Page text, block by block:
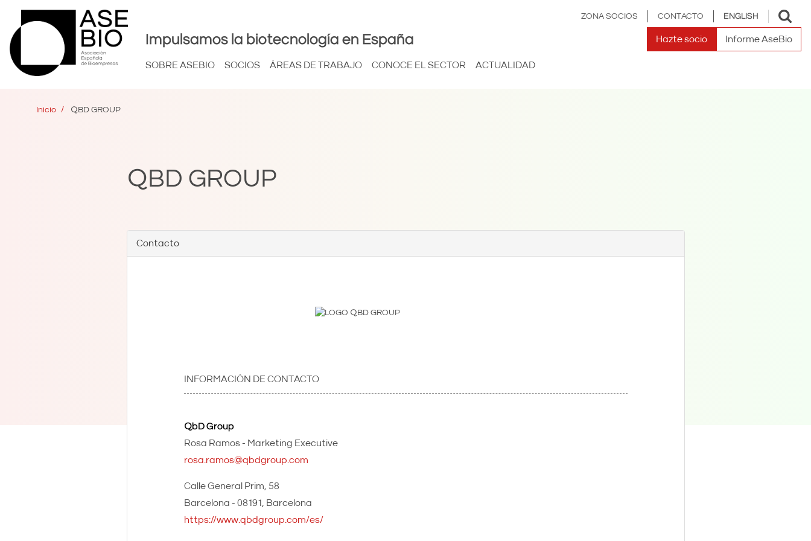
ZONA SOCIOS CONTACTO ENGLISH
Toggle
search
Impulsamos la biotecnología en España Hazte socio Informe AseBio
SOBRE ASEBIO SOCIOS ÁREAS DE TRABAJO CONOCE EL SECTOR ACTUALIDAD
Inicio QBD GROUP
QBD GROUP
Contacto
INFORMACIÓN DE CONTACTO
QbD Group
Rosa Ramos - Marketing Executive
rosa.ramos@qbdgroup.com
Calle General Prim, 58
Barcelona - 08191
Barcelona
https://www.qbdgroup.com/es/